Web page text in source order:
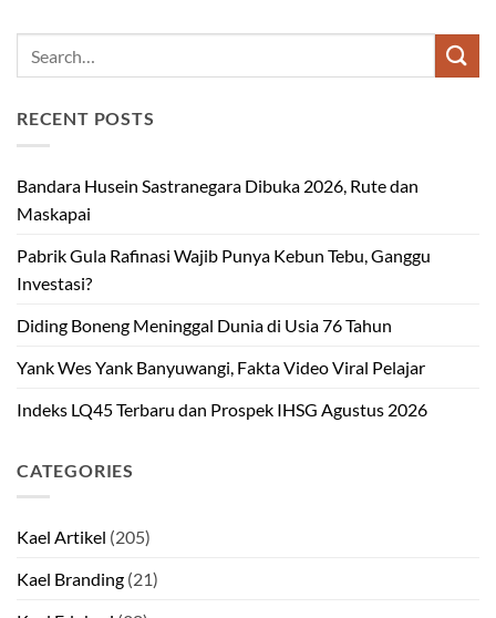
RECENT POSTS
Bandara Husein Sastranegara Dibuka 2026, Rute dan
Maskapai
Pabrik Gula Rafinasi Wajib Punya Kebun Tebu, Ganggu
Investasi?
Diding Boneng Meninggal Dunia di Usia 76 Tahun
Yank Wes Yank Banyuwangi, Fakta Video Viral Pelajar
Indeks LQ45 Terbaru dan Prospek IHSG Agustus 2026
CATEGORIES
Kael Artikel (205)
Kael Branding (21)